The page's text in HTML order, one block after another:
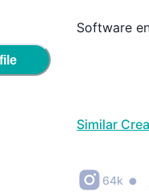
Software
Similar
64k •